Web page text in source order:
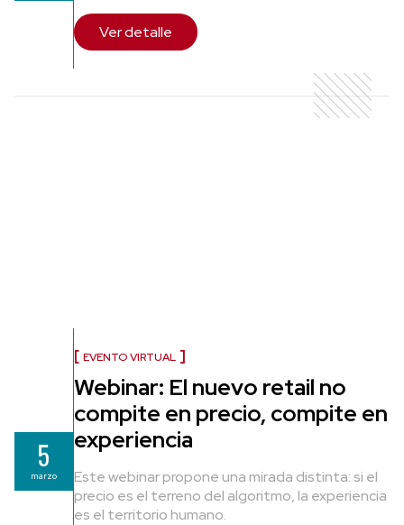
Ver detalle
5
marzo
EVENTO VIRTUAL
Webinar: El nuevo retail no
compite en precio, compite en
experiencia
Este webinar propone una mirada distinta: si el
precio es el terreno del algoritmo, la experiencia
es el territorio humano.